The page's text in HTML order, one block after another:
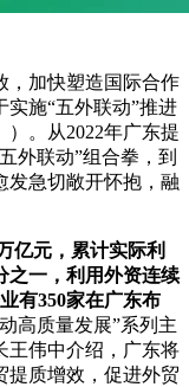
加快塑造国际合作
实施“五外联动”推进
。从2022年广东提
外联动”组合拳，到
发急切敞开怀抱，融
亿元，累计实际利
之一，利用外资连续
有350家在广东布
高质量发展”系列主
王伟中介绍，广东将
提质增效，促进外贸